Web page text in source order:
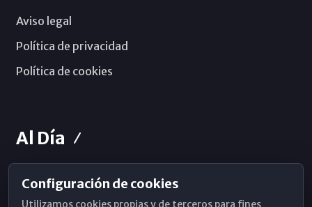
Aviso legal
Política de privacidad
Política de cookies
Al Día
Horarios de Misa
Configuración de cookies
Utilizamos cookies propias y de terceros para fines